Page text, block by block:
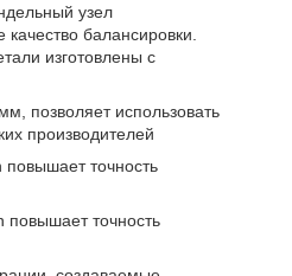
узел
балансировки.
изготовлены с
позволяет использовать
производителей
повышает точность